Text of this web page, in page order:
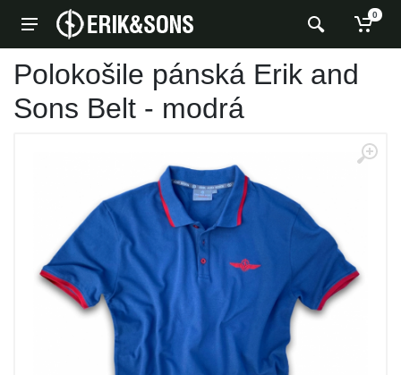
0
Polokošile pánská Erik and
Sons Belt - modrá